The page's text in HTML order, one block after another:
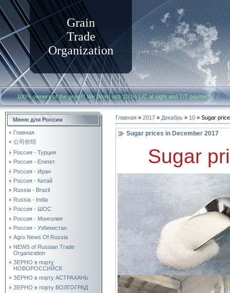
Grain
Trade
Organization
100% owners of the grain!!! We Work with100% L/C at sight and T/T payment
Меню для России
Главная
公司价绍
Россия - Турция
Россия - Египет
Россия - Иран
Россия - Китай
Russia - Brazil
Russia - India
Россия - ШОС
Россия - Монголия
Россия - Узбекистан
Agro News Of Russia
NEWS of Russian Trade
Organization
ЗЕРНО в порту
НОВОРОССИЙСК
ЗЕРНО в порту АСТРАХАНЬ
ЗЕРНО в порту ВОЛГОГРАД
Главная » 2017 » Декабрь » 10 » Sugar
Sugar prices in December 2017
Sugar